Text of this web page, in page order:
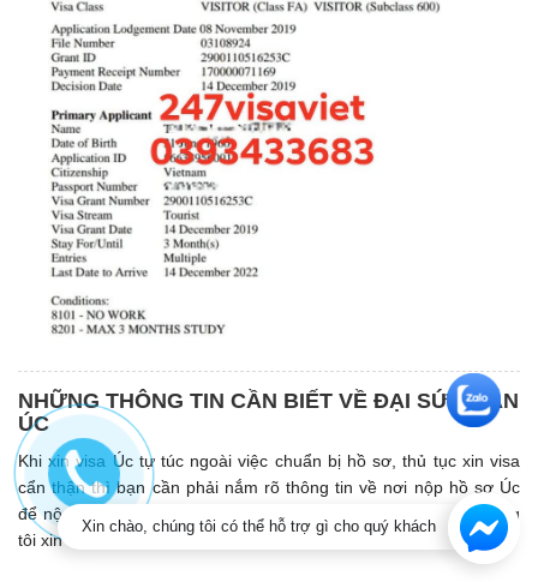
NHỮNG THÔNG TIN CẦN BIẾT VỀ ĐẠI SỨ QUÁN
ÚC
Khi xin visa Úc tự túc ngoài việc chuẩn bị hồ sơ, thủ tục xin visa
cẩn thận thì bạn cần phải nắm rõ thông tin về nơi nộp hồ sơ Úc
để nộp hồ sơ được nhanh chóng và thuận tiện. Dưới đây, chúng
tôi xin đưa ra các thông tin về Đại sứ quán Úc để bạn tham khảo.
Xin chào, chúng tôi có thể hỗ trợ gì cho quý khách